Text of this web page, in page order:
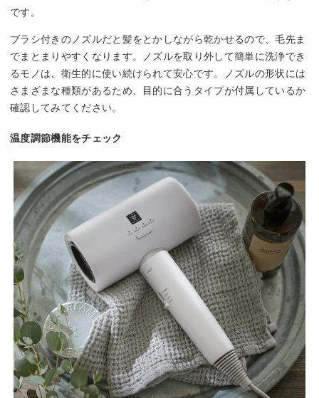
です。
ブラシ付きのノズルだと髪をとかしながら乾かせるので、毛先ま
でまとまりやすくなります。ノズルを取り外して簡単に洗浄でき
るモノは、衛生的に使い続けられて安心です。ノズルの形状には
さまざまな種類があるため、目的に合うタイプが付属しているか
確認してみてください。
温度調節機能をチェック